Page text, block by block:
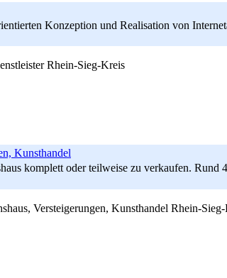
Konzeption und Realisation von
Rhein-Sieg-Kreis
Kunsthandel
komplett oder teilweise zu verkaufen.
Rhein-